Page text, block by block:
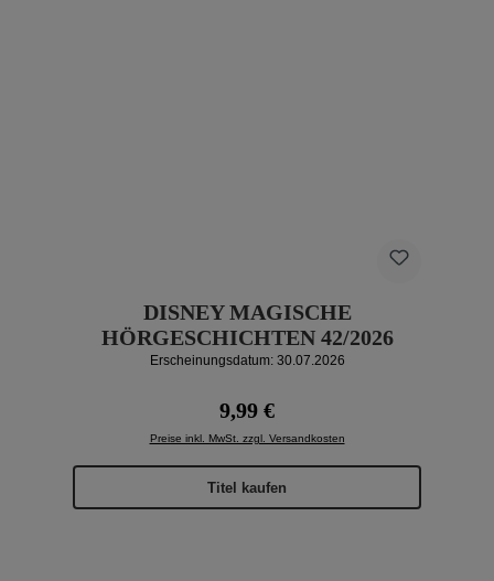
DISNEY MAGISCHE
HÖRGESCHICHTEN 42/2026
Erscheinungsdatum: 30.07.2026
Regulärer Preis:
9,99 €
Preise inkl. MwSt. zzgl. Versandkosten
Titel kaufen